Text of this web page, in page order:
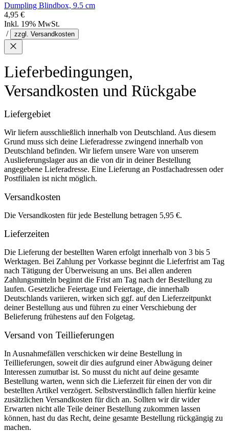
Dumpling Blindbox, 9.5 cm
4,95 €
Inkl. 19% MwSt.
/
zzgl. Versandkosten
Lieferbedingungen,
Versandkosten und Rückgabe
Liefergebiet
Wir liefern ausschließlich innerhalb von Deutschland. Aus diesem
Grund muss sich deine Lieferadresse zwingend innerhalb von
Deutschland befinden. Wir liefern unsere Ware von unserem
Auslieferungslager aus an die von dir in deiner Bestellung
angegebene Lieferadresse. Eine Lieferung an Postfachadressen oder
Postfilialen ist nicht möglich.
Versandkosten
Die Versandkosten für jede Bestellung betragen 5,95 €.
Lieferzeiten
Die Lieferung der bestellten Waren erfolgt innerhalb von 3 bis 5
Werktagen. Bei Zahlung per Vorkasse beginnt die Lieferfrist am Tag
nach Tätigung der Überweisung an uns. Bei allen anderen
Zahlungsmitteln beginnt die Frist am Tag nach der Bestellung zu
laufen. Gesetzliche Feiertage und Feiertage, die innerhalb
Deutschlands variieren, wirken sich ggf. auf den Lieferzeitpunkt
deiner Bestellung aus und führen zu einer Verschiebung der
Belieferung frühestens auf den Folgetag.
Versand von Teillieferungen
In Ausnahmefällen verschicken wir deine Bestellung in
Teillieferungen, soweit dir dies aufgrund einer Abwägung deiner
Interessen zumutbar ist. So musst du nicht auf deine gesamte
Bestellung warten, wenn sich die Lieferzeit für einen der von dir
bestellten Artikel verzögert. Selbstverständlich fallen hierfür keine
zusätzlichen Versandkosten für dich an. Sollten wir dir wider
Erwarten nicht alle Teile deiner Bestellung zukommen lassen
können, hast du das Recht, deine gesamte Bestellung rückgängig zu
machen.